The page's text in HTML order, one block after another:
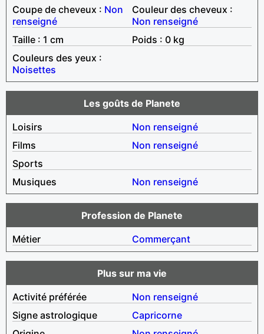
Coupe de cheveux : Non
renseigné
Couleur des cheveux :
Non renseigné
Taille : 1 cm
Poids : 0 kg
Couleurs des yeux :
Noisettes
Les goûts de Planete
Loisirs
Non renseigné
Films
Non renseigné
Sports
Musiques
Non renseigné
Profession de Planete
Métier
Commerçant
Plus sur ma vie
Activité préférée
Non renseigné
Signe astrologique
Capricorne